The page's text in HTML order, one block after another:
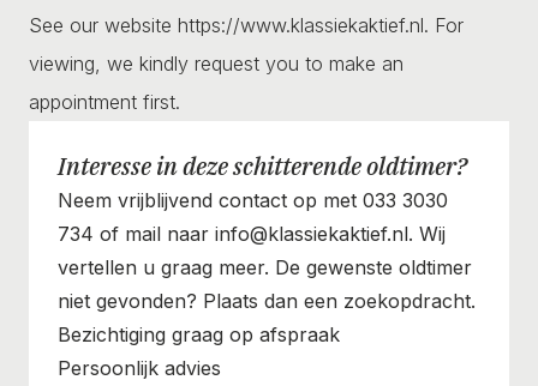
See our website https://www.klassiekaktief.nl. For
viewing, we kindly request you to make an
appointment first.
Interesse in deze schitterende oldtimer?
Neem vrijblijvend contact op met 033 3030
734 of mail naar info@klassiekaktief.nl. Wij
vertellen u graag meer. De gewenste oldtimer
niet gevonden? Plaats dan een zoekopdracht.
Bezichtiging graag op afspraak
Persoonlijk advies